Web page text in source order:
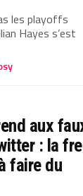
les playoffs
Hayes s’est
aux
: la
faire du